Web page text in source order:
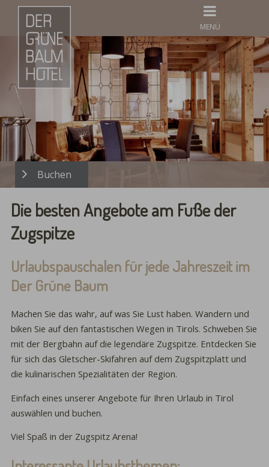
MENÜ
Die besten Angebote am Fuße der
Zugspitze
Urlaubspauschalen für jede Jahreszeit im
Der Grüne Baum
Machen Sie das wahr, auf was Sie Lust haben. Wandern und
biken Sie auf den fantastischen Wegen in Tirols. Schweben Sie
mit der Bergbahn auf die legendäre Zugspitze. Entdecken Sie
für sich das Gletscher-Skifahren auf dem Zugspitzplatt und
die kulinarischen Spezialitäten der Region.
Einfach eines unserer Angebote für Ihren Urlaub in Tirol
auswählen und buchen.
Viel Spaß in der Zugspitz Arena!